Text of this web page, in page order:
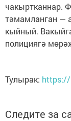
чакыртканнар.
тәмамланган —
кыйный.
полициягә
Тулырак: https://
Следите за